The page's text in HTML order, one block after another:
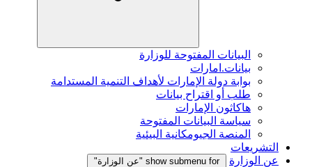
البيانات المفتوحة للوزارة
بيانات.امارات
بوابة دولة الإمارات لأهداف التنمية المستدامة
طلب أو اقتراح بيانات
هاكاثون الإمارات
سياسة البيانات المفتوحة
المنصة الجيومكانية البيئية
التشريعات
عن الوزارة
show submenu for "عن الوزارة"